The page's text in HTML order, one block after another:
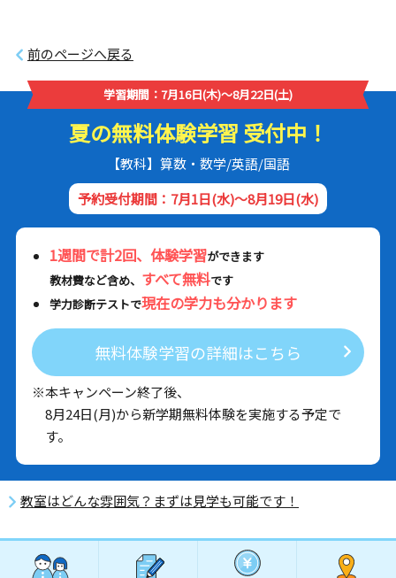
前のページへ戻る
学習期間：7月16日(木)～8月22日(土)
夏の無料体験学習 受付中！
【教科】算数・数学/英語/国語
予約受付期間：7月1日(水)～8月19日(水)
1週間で計2回、体験学習ができます
教材費など含め、 すべて無料です
学力診断テストで現在の学力も分かります
無料体験学習の詳細はこちら
※本キャンペーン終了後、
8月24日(月)から新学期無料体験を実施する予定で
す。
教室はどんな雰囲気？まずは見学も可能です！